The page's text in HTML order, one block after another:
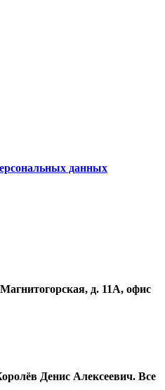
данных
д. 11А, офис
Денис Алексеевич. Все